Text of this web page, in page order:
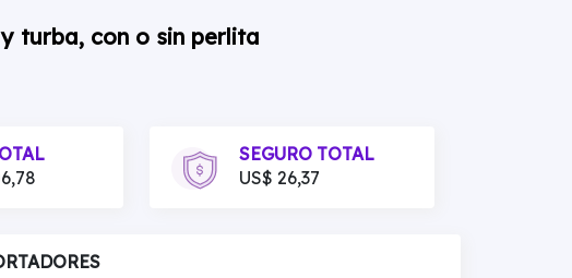
turba, con o sin perlita
SEGURO TOTAL
US$ 26,37